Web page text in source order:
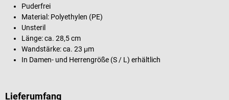
Puderfrei
Material: Polyethylen (PE)
Unsteril
Länge: ca. 28,5 cm
Wandstärke: ca. 23 μm
In Damen- und Herrengröße (S / L) erhältlich
Lieferumfang